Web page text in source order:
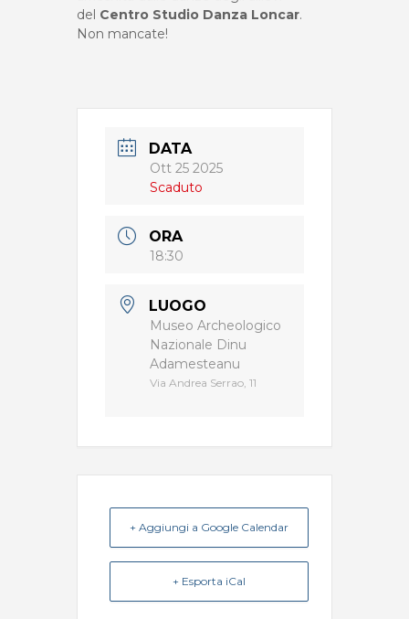
del Centro Studio Danza Loncar.
Non mancate!
DATA
Ott 25 2025
Scaduto
ORA
18:30
LUOGO
Museo Archeologico
Nazionale Dinu
Adamesteanu
Via Andrea Serrao, 11
+ Aggiungi a Google Calendar
+ Esporta iCal